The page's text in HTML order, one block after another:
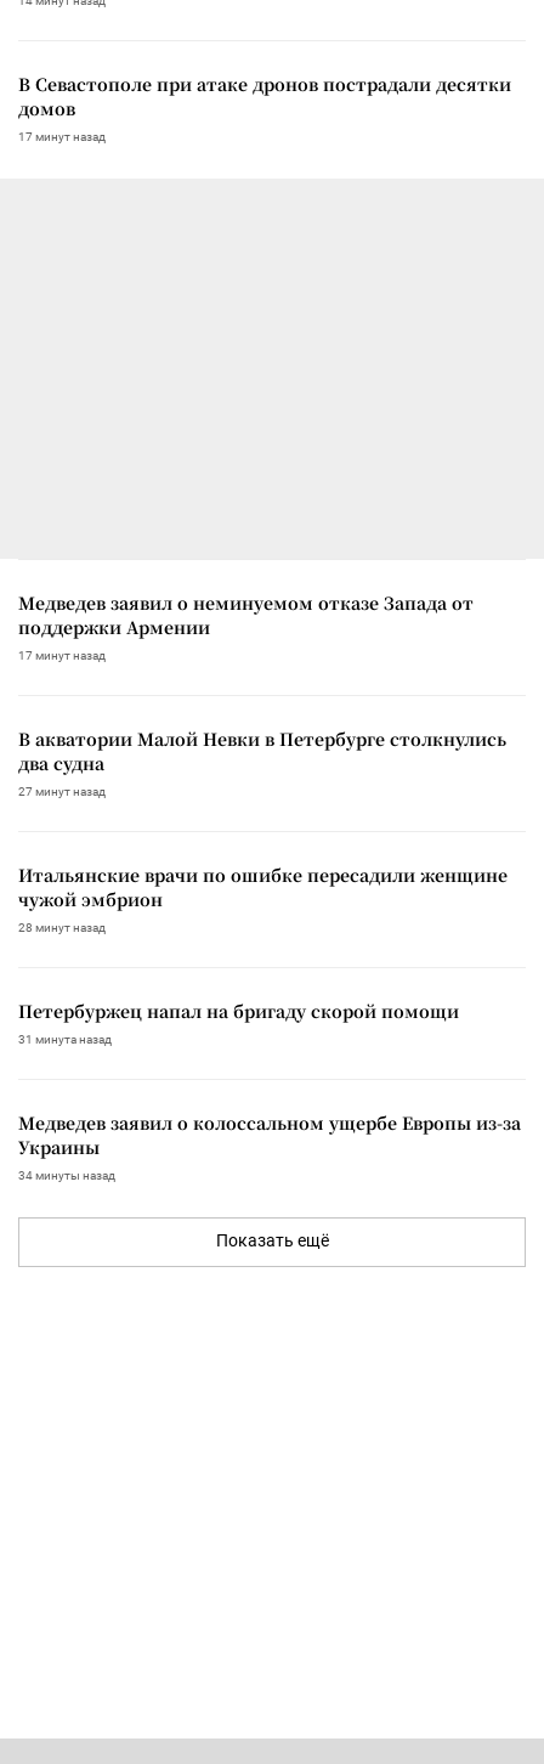
В Севастополе при атаке дронов пострадали десятки
домов
17 минут назад
Медведев заявил о неминуемом отказе Запада от
поддержки Армении
17 минут назад
В акватории Малой Невки в Петербурге столкнулись
два судна
27 минут назад
Итальянские врачи по ошибке пересадили женщине
чужой эмбрион
28 минут назад
Петербуржец напал на бригаду скорой помощи
31 минута назад
Медведев заявил о колоссальном ущербе Европы из-за
Украины
34 минуты назад
Показать ещё